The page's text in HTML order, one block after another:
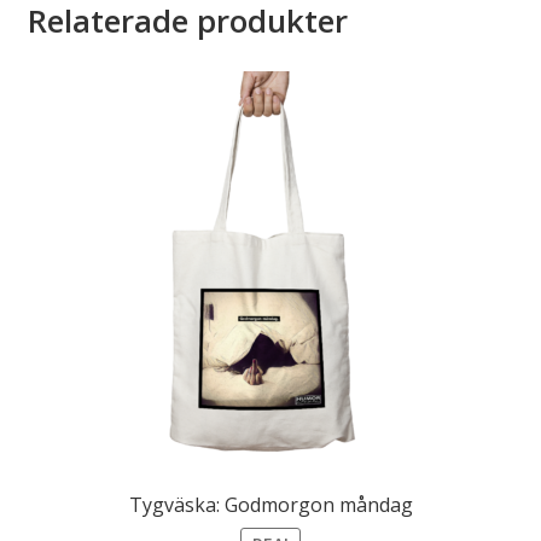
Relaterade produkter
Tygväska: Godmorgon måndag